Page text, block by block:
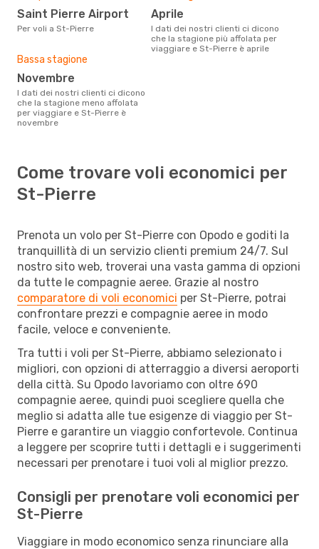
Saint Pierre Airport
Per voli a St-Pierre
aprile
I dati dei nostri clienti ci dicono
che la stagione più affolata per
viaggiare e St-Pierre è aprile
Bassa stagione
novembre
I dati dei nostri clienti ci dicono
che la stagione meno affolata
per viaggiare e St-Pierre è
novembre
Come trovare voli economici per
St-Pierre
Prenota un volo per St-Pierre con Opodo e goditi la
tranquillità di un servizio clienti premium 24/7. Sul
nostro sito web, troverai una vasta gamma di opzioni
da tutte le compagnie aeree. Grazie al nostro
comparatore di voli economici per St-Pierre, potrai
confrontare prezzi e compagnie aeree in modo
facile, veloce e conveniente.
Tra tutti i voli per St-Pierre, abbiamo selezionato i
migliori, con opzioni di atterraggio a diversi aeroporti
della città. Su Opodo lavoriamo con oltre 690
compagnie aeree, quindi puoi scegliere quella che
meglio si adatta alle tue esigenze di viaggio per St-
Pierre e garantire un viaggio confortevole. Continua
a leggere per scoprire tutti i dettagli e i suggerimenti
necessari per prenotare i tuoi voli al miglior prezzo.
Consigli per prenotare voli economici per
St-Pierre
Viaggiare in modo economico senza rinunciare alla